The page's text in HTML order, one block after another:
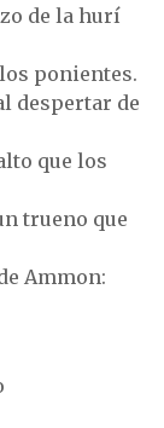
de la hurí
ponientes.
despertar de
que los
trueno que
Ammon: